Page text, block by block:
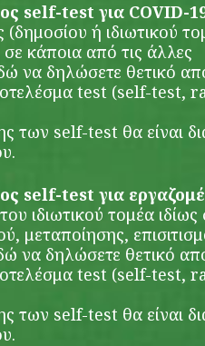
self-test για COVID-
(δημοσίου ή ιδιωτικού
κάποια από τις άλλες
να δηλώσετε θετικό
test (self-test,
των self-test θα είναι
self-test για
ιδιωτικού τομέα
μεταποίησης,
να δηλώσετε θετικό
test (self-test,
των self-test θα είναι